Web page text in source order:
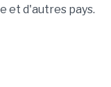
et d'autres pays.